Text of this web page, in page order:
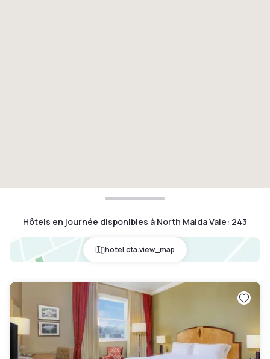
Hôtels en journée disponibles à North Maida Vale: 243
hotel.cta.view_map